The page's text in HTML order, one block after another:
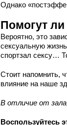
Однако
Помогут
Вероятно, это
сексуальную
спортзал сексу…
Стоит напомнить,
влияние на наше
В отличие от
Воспользуйтесь